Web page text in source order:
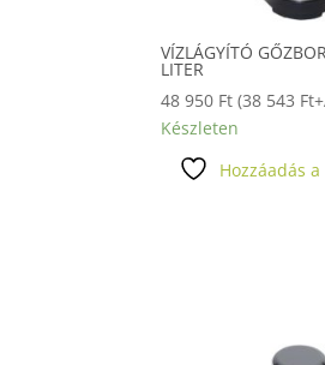
VÍZLÁGYÍTÓ
LITER
48 950 Ft (38 543 Ft
Készleten
Hozzáadás